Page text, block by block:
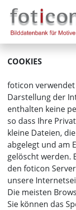
COOKIES
foticon
Darstellung der
enthalten keine
so dass Ihre
kleine Dateien,
abgelegt und am
gelöscht werden.
den foticon
unsere
Die meisten
Sie können das